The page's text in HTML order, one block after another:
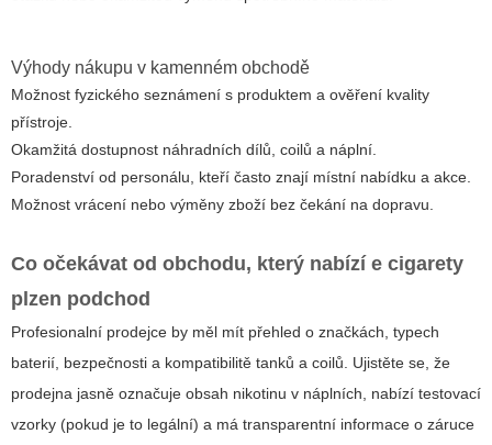
Výhody nákupu v kamenném obchodě
Možnost fyzického seznámení s produktem a ověření kvality
přístroje.
Okamžitá dostupnost náhradních dílů, coilů a náplní.
Poradenství od personálu, kteří často znají místní nabídku a akce.
Možnost vrácení nebo výměny zboží bez čekání na dopravu.
Co očekávat od obchodu, který nabízí e cigarety
plzen podchod
Profesionalní prodejce by měl mít přehled o značkách, typech
baterií, bezpečnosti a kompatibilitě tanků a coilů. Ujistěte se, že
prodejna jasně označuje obsah nikotinu v náplních, nabízí testovací
vzorky (pokud je to legální) a má transparentní informace o záruce